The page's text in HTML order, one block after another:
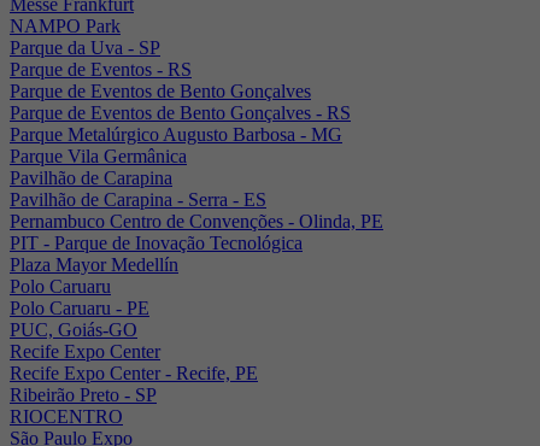
NAMPO Park
Parque da Uva - SP
Parque de Eventos - RS
Parque de Eventos de Bento Gonçalves
Parque de Eventos de Bento Gonçalves - RS
Parque Metalúrgico Augusto Barbosa - MG
Parque Vila Germânica
Pavilhão de Carapina
Pavilhão de Carapina - Serra - ES
Pernambuco Centro de Convenções - Olinda, PE
PIT - Parque de Inovação Tecnológica
Plaza Mayor Medellín
Polo Caruaru
Polo Caruaru - PE
PUC, Goiás-GO
Recife Expo Center
Recife Expo Center - Recife, PE
Ribeirão Preto - SP
RIOCENTRO
São Paulo Expo